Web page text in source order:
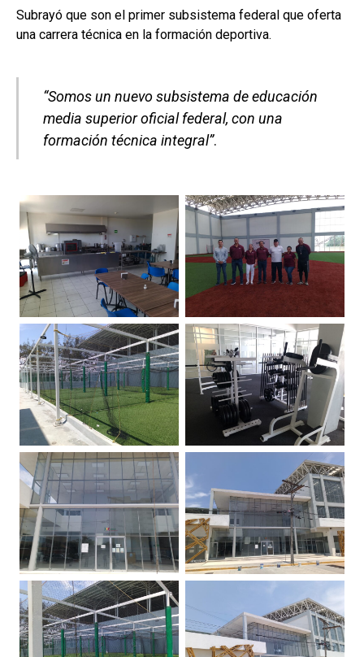
Subrayó que son el primer subsistema federal que oferta
una carrera técnica en la formación deportiva.
“Somos un nuevo subsistema de educación
media superior oficial federal, con una
formación técnica integral”.